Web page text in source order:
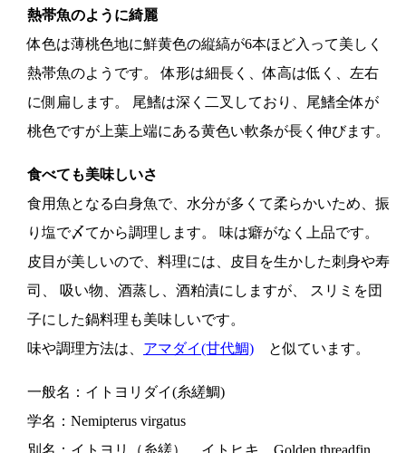
熱帯魚のように綺麗
体色は薄桃色地に鮮黄色の縦縞が6本ほど入って美しく
熱帯魚のようです。 体形は細長く、体高は低く、左右
に側扁します。 尾鰭は深く二叉しており、尾鰭全体が
桃色ですが上葉上端にある黄色い軟条が長く伸びます。
食べても美味しいさ
食用魚となる白身魚で、水分が多くて柔らかいため、振
り塩で〆てから調理します。 味は癖がなく上品です。
皮目が美しいので、料理には、皮目を生かした刺身や寿
司、 吸い物、酒蒸し、酒粕漬にしますが、 スリミを団
子にした鍋料理も美味しいです。
味や調理方法は、 アマダイ(甘代鯛) と似ています。
一般名：イトヨリダイ(糸縒鯛)
学名：Nemipterus virgatus
別名：イトヨリ（糸縒）、イトヒキ、Golden threadfin